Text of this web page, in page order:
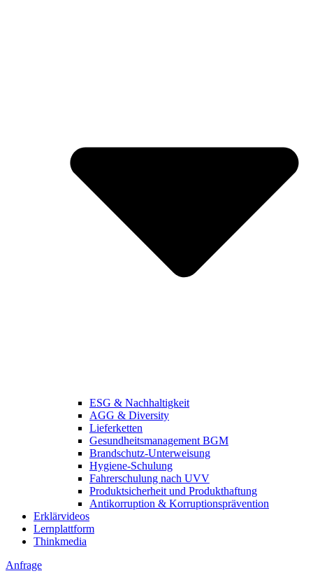
ESG & Nachhaltigkeit
AGG & Diversity
Lieferketten
Gesundheitsmanagement BGM
Brandschutz-Unterweisung
Hygiene-Schulung
Fahrerschulung nach UVV
Produktsicherheit und Produkthaftung
Antikorruption & Korruptionsprävention
Erklärvideos
Lernplattform
Thinkmedia
Anfrage